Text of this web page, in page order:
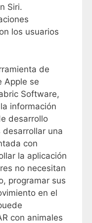
Siri.
los usuarios
de
Apple se
Software,
información
desarrollo
una
con
la aplicación
no necesitan
programar sus
en el
con animales